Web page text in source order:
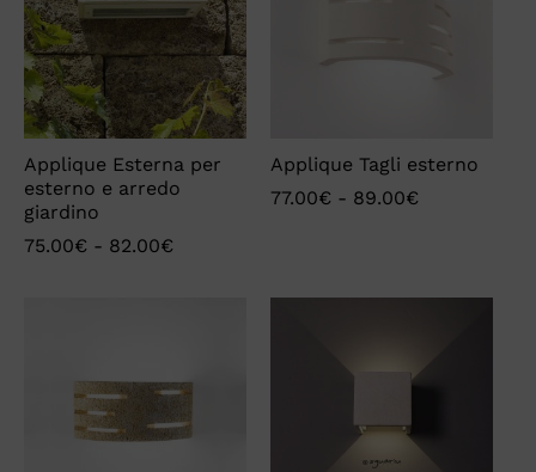
Applique Esterna per
esterno e arredo
giardino
75.00€ - 82.00€
Applique Tagli esterno
77.00€ - 89.00€